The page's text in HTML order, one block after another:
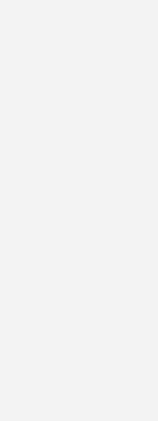
mit einer Gesamtenergiebilanz
­Umsetzungshemmnisse
mit
der Kosten, Machbarkeit und
­Information und
Hochschule Wolfenbüttel
geförderten DBU-Projekt
liegt in der begleitenden
Drei Alternativen der
sich als zukünftig mögliche
mit Erdgas-BHKW
vorhandenen Fernwärme,
mit dem Brennstoff
bzw. der Kraftwerksbetreiber
Brennstoffeinsätze (hier
ist deshalb die Mitwirkung